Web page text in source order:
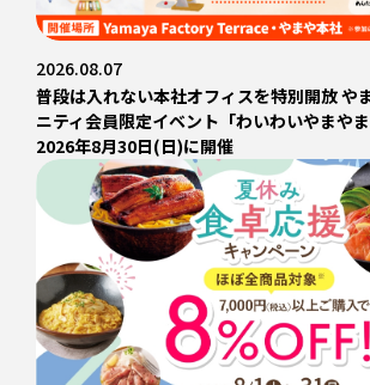
2026.08.07
普段は入れない本社オフィスを特別開放 や
ニティ会員限定イベント「わいわいやまや
2026年8月30日(日)に開催